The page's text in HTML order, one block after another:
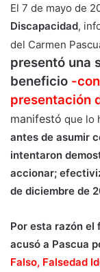
El 7 de mayo de
Discapacidad,
del Carmen
presentó una
beneficio -
presentación
manifestó que lo
antes de asumir
intentaron
accionar;
de diciembre de
Por esta razón el
acusó a Pascua
Falso, Falsedad